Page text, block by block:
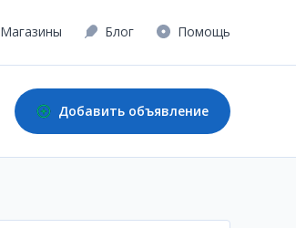
Магазины Блог Помощь
Добавить объявление